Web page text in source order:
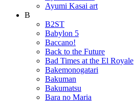
Ayumi Kasai art
B
B2ST
Babylon 5
Baccano!
Back to the Future
Bad Times at the El Royale
Bakemonogatari
Bakuman
Bakumatsu
Bara no Maria